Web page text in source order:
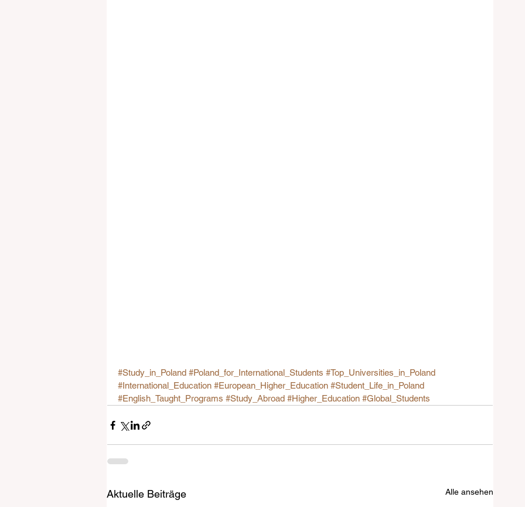
#Study_in_Poland #Poland_for_International_Students #Top_Universities_in_Poland
#International_Education #European_Higher_Education #Student_Life_in_Poland
#English_Taught_Programs #Study_Abroad #Higher_Education #Global_Students
Aktuelle Beiträge Alle ansehen